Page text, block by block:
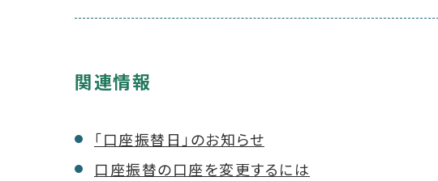
関連情報
「口座振替日」のお知らせ
口座振替の口座を変更するには